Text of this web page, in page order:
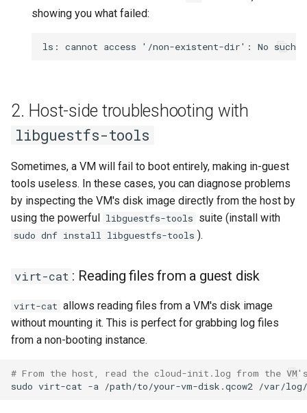
showing you what failed:
2. Host-side troubleshooting with
libguestfs-tools
Sometimes, a VM will fail to boot entirely, making in-guest
tools useless. In these cases, you can diagnose problems
by inspecting the VM's disk image directly from the host by
using the powerful libguestfs-tools suite (install with
sudo dnf install libguestfs-tools ).
virt-cat : Reading files from a guest disk
virt-cat allows reading files from a VM's disk image
without mounting it. This is perfect for grabbing log files
from a non-booting instance.
# From the host, read the cloud-init.log from the
sudo virt-cat -a /path/to/your-vm-disk.qcow2